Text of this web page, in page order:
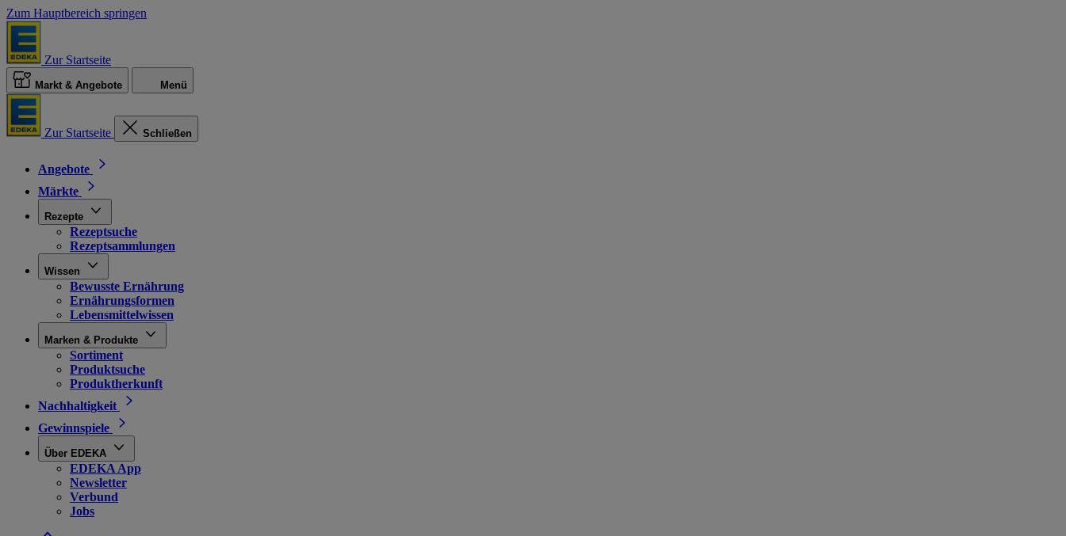
Zum Hauptbereich springen
Zur Startseite
Markt & Angebote Menü
Zur Startseite Schließen
Angebote
Märkte
Rezepte
Rezeptsuche
Rezeptsammlungen
Wissen
Bewusste Ernährung
Ernährungsformen
Lebensmittelwissen
Marken & Produkte
Sortiment
Produktsuche
Produktherkunft
Nachhaltigkeit
Gewinnspiele
Über EDEKA
EDEKA App
Newsletter
Verbund
Jobs